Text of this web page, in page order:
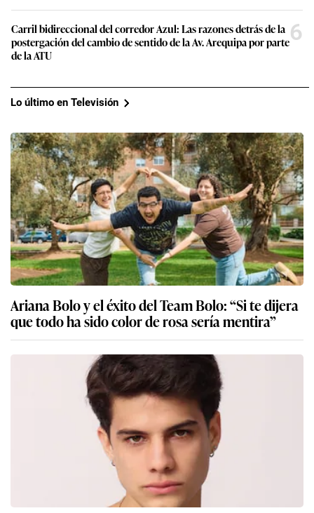
Carril bidireccional del corredor Azul: Las razones detrás de la
postergación del cambio de sentido de la Av. Arequipa por parte
de la ATU
6
Lo último en Televisión
Ariana Bolo y el éxito del Team Bolo: “Si te dijera
que todo ha sido color de rosa sería mentira”